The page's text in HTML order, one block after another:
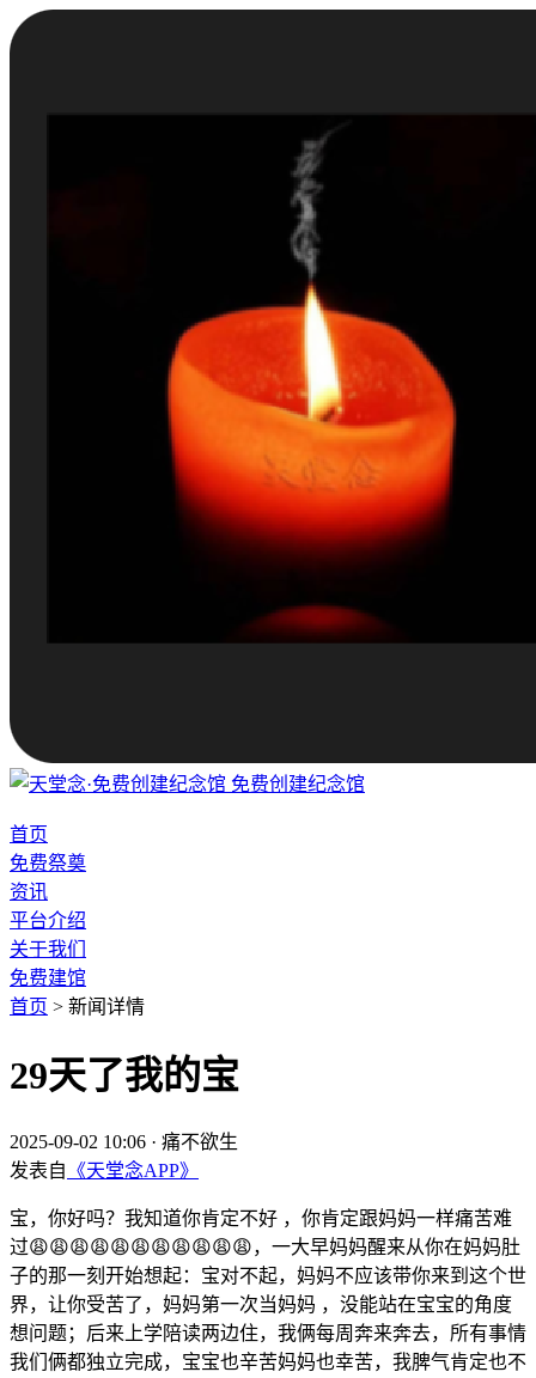
免费创建纪念馆
首页
免费祭奠
资讯
平台介绍
关于我们
免费建馆
首页 > 新闻详情
29天了我的宝
2025-09-02 10:06 · 痛不欲生
发表自 《天堂念APP》
宝，你好吗？我知道你肯定不好 ，你肯定跟妈妈一样痛苦难
过😩😩😩😩😩😩😩😩😩😩😩，一大早妈妈醒来从你在妈妈肚
子的那一刻开始想起：宝对不起，妈妈不应该带你来到这个世
界，让你受苦了，妈妈第一次当妈妈 ，没能站在宝宝的角度
想问题；后来上学陪读两边住，我俩每周奔来奔去，所有事情
我们俩都独立完成，宝宝也辛苦妈妈也幸苦，我脾气肯定也不